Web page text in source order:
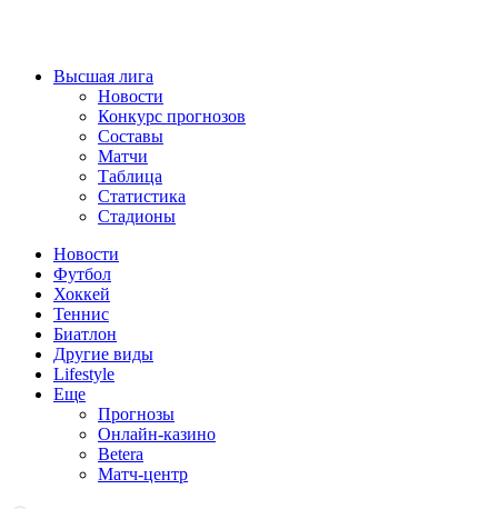
Высшая лига
Новости
Конкурс прогнозов
Составы
Матчи
Таблица
Статистика
Стадионы
Новости
Футбол
Хоккей
Теннис
Биатлон
Другие виды
Lifestyle
Еще
Прогнозы
Онлайн-казино
Betera
Матч-центр